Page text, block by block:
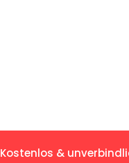
Kostenlos &